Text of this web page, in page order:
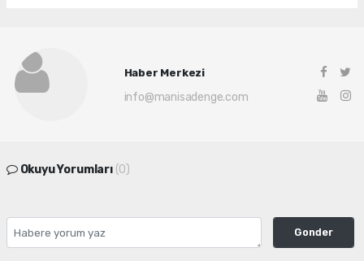
Haber Merkezi
info@manisadenge.com
Okuyu Yorumları (0)
Gonder